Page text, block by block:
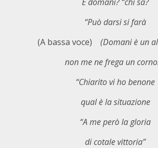
“Può darsi si farà
(A bassa voce) (Domani è un
non me ne frega un
“Chiarito vi ho benone
qual è la situazione
“A me però la gloria
di cotale vittoria”